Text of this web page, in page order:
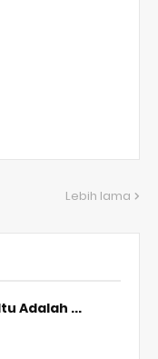
Lebih lama
Adalah ...